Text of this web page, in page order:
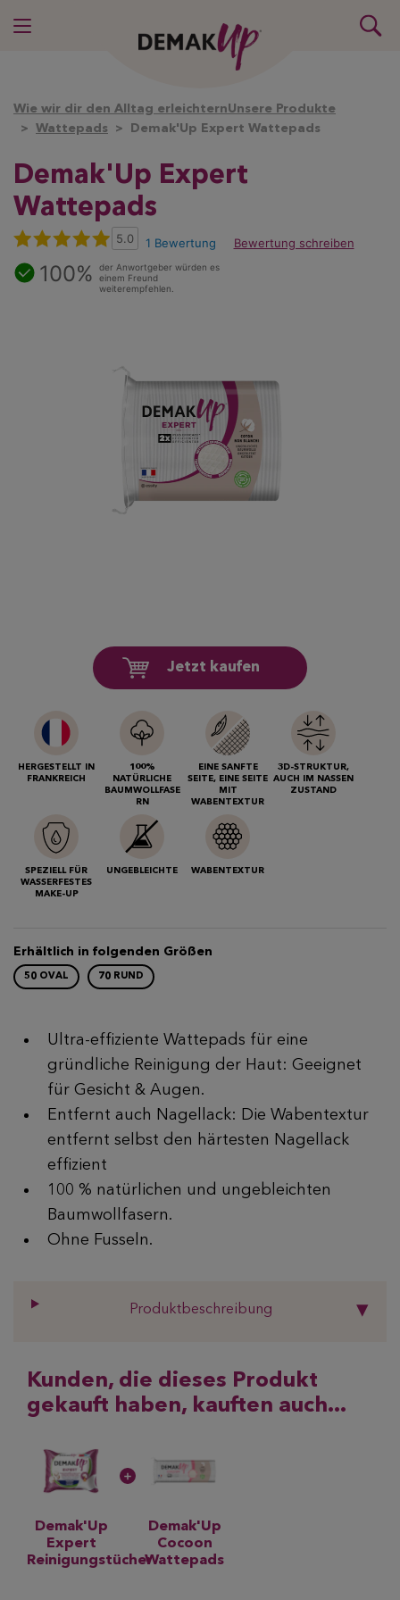
Wie wir dir den Alltag erleichternUnsere Produkte
Wattepads
Demak'Up Expert Wattepads
Demak'Up Expert
Wattepads
5.0 1 Bewertung Bewertung schreiben
100%
der Anwortgeber würden es
einem Freund
weiterempfehlen.
Jetzt kaufen
HERGESTELLT IN
FRANKREICH
100%
NATÜRLICHE
BAUMWOLLFASE
RN
EINE SANFTE
SEITE, EINE SEITE
MIT
WABENTEXTUR
3D-STRUKTUR,
AUCH IM NASSEN
ZUSTAND
SPEZIELL FÜR
WASSERFESTES
MAKE-UP
UNGEBLEICHTE WABENTEXTUR
Erhältlich in folgenden Größen
50 OVAL 70 RUND
Ultra-effiziente Wattepads für eine
gründliche Reinigung der Haut: Geeignet
für Gesicht & Augen.
Entfernt auch Nagellack: Die Wabentextur
entfernt selbst den härtesten Nagellack
effizient
100 % natürlichen und ungebleichten
Baumwollfasern.
Ohne Fusseln.
Produktbeschreibung
Kunden, die dieses Produkt
gekauft haben, kauften auch...
Demak'Up
Expert
Reinigungstücher
Demak'Up
Cocoon
Wattepads